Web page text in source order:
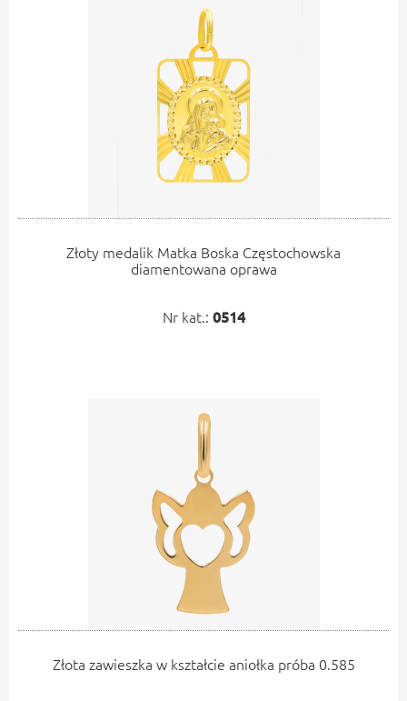
Złoty medalik Matka Boska Częstochowska
diamentowana oprawa
Nr kat.: 0514
Złota zawieszka w kształcie aniołka próba 0.585